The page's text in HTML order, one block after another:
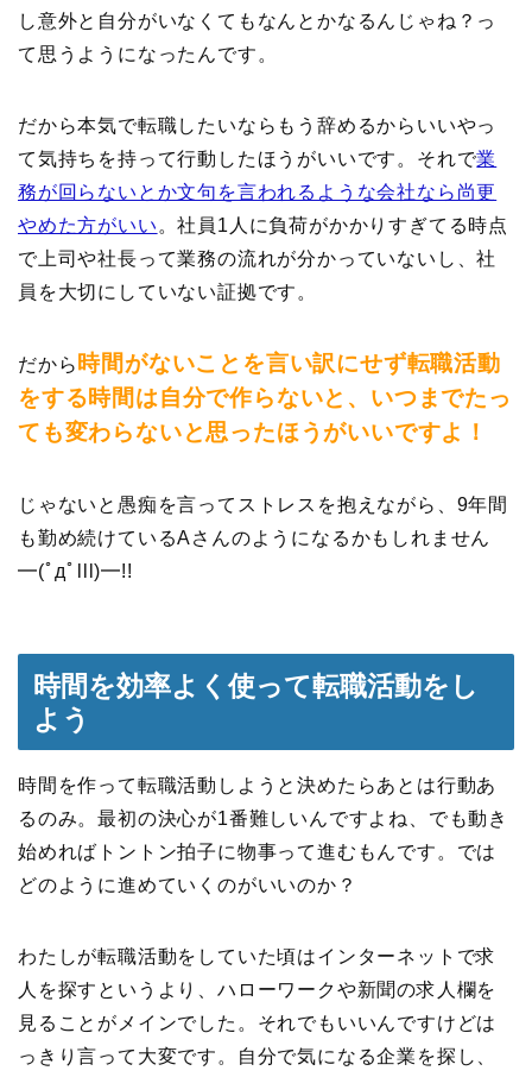
し意外と自分がいなくてもなんとかなるんじゃね？っ
て思うようになったんです。
だから本気で転職したいならもう辞めるからいいやっ
て気持ちを持って行動したほうがいいです。それで業
務が回らないとか文句を言われるような会社なら尚更
やめた方がいい 。社員1人に負荷がかかりすぎてる時点
で上司や社長って業務の流れが分かっていないし、社
員を大切にしていない証拠です。
だから時間がないことを言い訳にせず転職活動
をする時間は自分で作らないと、いつまでたっ
ても変わらないと思ったほうがいいですよ！
じゃないと愚痴を言ってストレスを抱えながら、9年間
も勤め続けているAさんのようになるかもしれません
━(ﾟдﾟlll)━!!
時間を効率よく使って転職活動をし
よう
時間を作って転職活動しようと決めたらあとは行動あ
るのみ。最初の決心が1番難しいんですよね、でも動き
始めればトントン拍子に物事って進むもんです。では
どのように進めていくのがいいのか？
わたしが転職活動をしていた頃はインターネットで求
人を探すというより、ハローワークや新聞の求人欄を
見ることがメインでした。それでもいいんですけどは
っきり言って大変です。自分で気になる企業を探し、